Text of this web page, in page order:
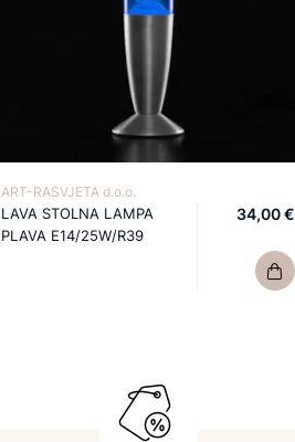
ART-RASVJETA d.o.o.
LAVA STOLNA LAMPA
PLAVA E14/25W/R39
34,00 €